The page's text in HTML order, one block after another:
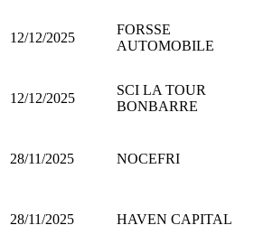
12/12/2025
FORSSE
AUTOMOBILE
12/12/2025
SCI LA TOUR
BONBARRE
28/11/2025 NOCEFRI
28/11/2025 HAVEN CAPITAL